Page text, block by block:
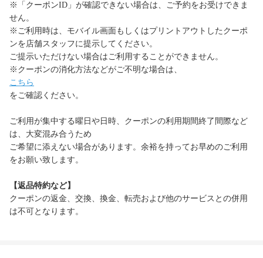
※「クーポンID」が確認できない場合は、ご予約をお受けできま
せん。
※ご利用時は、モバイル画面もしくはプリントアウトしたクーポ
ンを店舗スタッフに提示してください。
ご提示いただけない場合はご利用することができません。
※クーポンの消化方法などがご不明な場合は、
こちら
をご確認ください。
ご利用が集中する曜日や日時、クーポンの利用期間終了間際など
は、大変混み合うため
ご希望に添えない場合があります。余裕を持ってお早めのご利用
をお願い致します。
【返品特約など】
クーポンの返金、交換、換金、転売および他のサービスとの併用
は不可となります。